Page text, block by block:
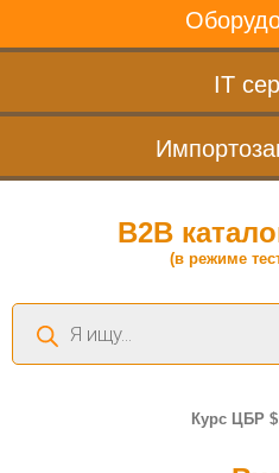
IT
B2B
(в режиме
Поиск
товаров
Курс ЦБР